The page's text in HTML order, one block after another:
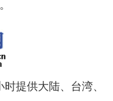
提供大陆、台湾、